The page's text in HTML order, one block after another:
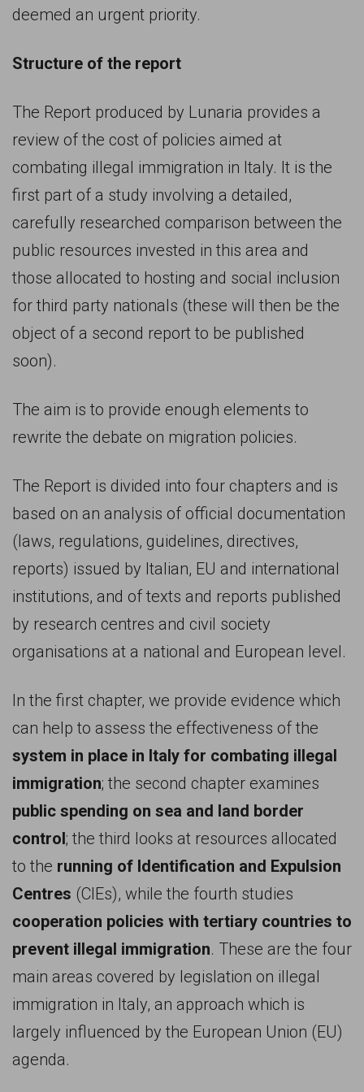
persone,
che
battono
per
le
pari
opportunità
la
garanzia
diritti
cittadinanza
per
tutti.
deemed an urgent priority.
Structure of the report
The Report produced by Lunaria provides a
review of the cost of policies aimed at
combating illegal immigration in Italy. It is the
first part of a study involving a detailed,
carefully researched comparison between the
public resources invested in this area and
those allocated to hosting and social inclusion
for third party nationals (these will then be the
object of a second report to be published
soon).
The aim is to provide enough elements to
rewrite the debate on migration policies.
The Report is divided into four chapters and is
based on an analysis of official documentation
(laws, regulations, guidelines, directives,
reports) issued by Italian, EU and international
institutions, and of texts and reports published
by research centres and civil society
organisations at a national and European level.
In the first chapter, we provide evidence which
can help to assess the effectiveness of the
system in place in Italy for combating illegal
immigration; the second chapter examines
public spending on sea and land border
control; the third looks at resources allocated
to the running of Identification and Expulsion
Centres (CIEs), while the fourth studies
cooperation policies with tertiary countries to
prevent illegal immigration. These are the four
main areas covered by legislation on illegal
immigration in Italy, an approach which is
largely influenced by the European Union (EU)
agenda.